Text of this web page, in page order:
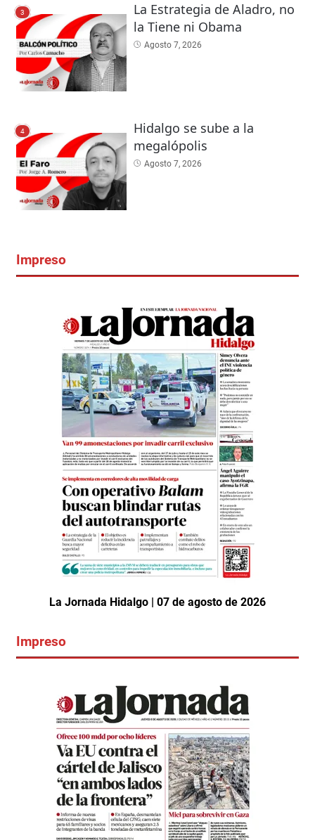
3
La Estrategia de Aladro, no
la Tiene ni Obama
Agosto 7, 2026
4
Hidalgo se sube a la
megalópolis
Agosto 7, 2026
Impreso
La Jornada Hidalgo | 07 de agosto de 2026
Impreso